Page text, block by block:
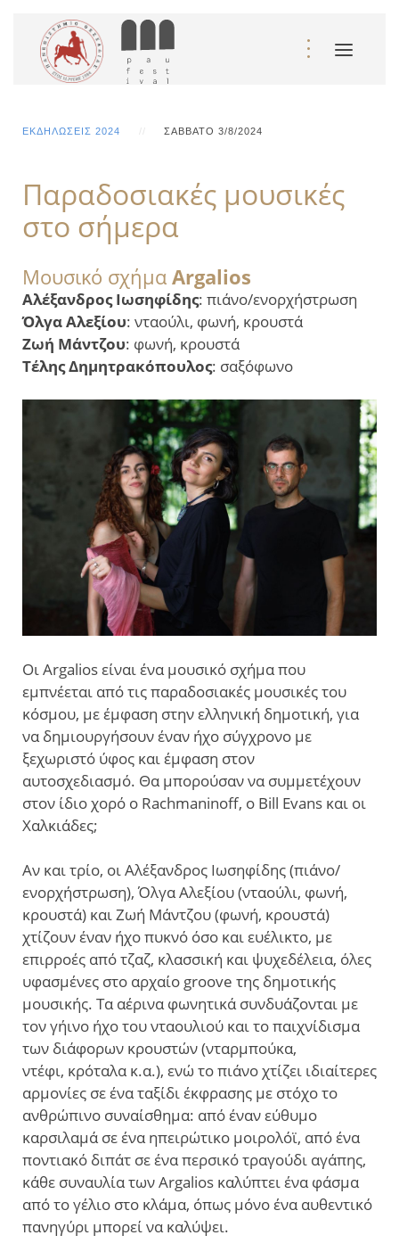
ΕΚΔΗΛΏΣΕΙΣ 2024 ΣΆΒΒΑΤΟ 3/8/2024
Παραδοσιακές μουσικές
στο σήμερα
Μουσικό σχήμα Argalios
Αλέξανδρος Ιωσηφίδης: πιάνο/ενορχήστρωση
Όλγα Αλεξίου: νταούλι, φωνή, κρουστά
Ζωή Μάντζου: φωνή, κρουστά
Τέλης Δημητρακόπουλος: σαξόφωνο
Οι Argalios είναι ένα μουσικό σχήμα που
εμπνέεται από τις παραδοσιακές μουσικές του
κόσμου, με έμφαση στην ελληνική δημοτική, για
να δημιουργήσουν έναν ήχο σύγχρονο με
ξεχωριστό ύφος και έμφαση στον
αυτοσχεδιασμό. Θα μπορούσαν να συμμετέχουν
στον ίδιο χορό ο Rachmaninoff, ο Bill Evans και οι
Χαλκιάδες;
Αν και τρίο, οι Αλέξανδρος Ιωσηφίδης (πιάνο/
ενορχήστρωση), Όλγα Αλεξίου (νταούλι, φωνή,
κρουστά) και Ζωή Μάντζου (φωνή, κρουστά)
χτίζουν έναν ήχο πυκνό όσο και ευέλικτο, με
επιρροές από τζαζ, κλασσική και ψυχεδέλεια, όλες
υφασμένες στο αρχαίο groove της δημοτικής
μουσικής. Τα αέρινα φωνητικά συνδυάζονται με
τον γήινο ήχο του νταουλιού και το παιχνίδισμα
των διάφορων κρουστών (νταρμπούκα,
ντέφι, κρόταλα κ.α.), ενώ το πιάνο χτίζει ιδιαίτερες
αρμονίες σε ένα ταξίδι έκφρασης με στόχο το
ανθρώπινο συναίσθημα: από έναν εύθυμο
καρσιλαμά σε ένα ηπειρώτικο μοιρολόϊ, από ένα
ποντιακό διπάτ σε ένα περσικό τραγούδι αγάπης,
κάθε συναυλία των Argalios καλύπτει ένα φάσμα
από το γέλιο στο κλάμα, όπως μόνο ένα αυθεντικό
πανηγύρι μπορεί να καλύψει.